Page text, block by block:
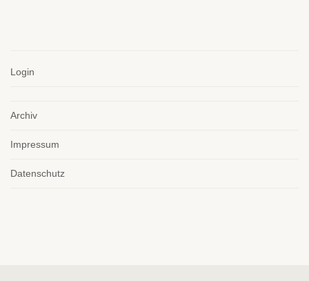
Login
Archiv
Impressum
Datenschutz